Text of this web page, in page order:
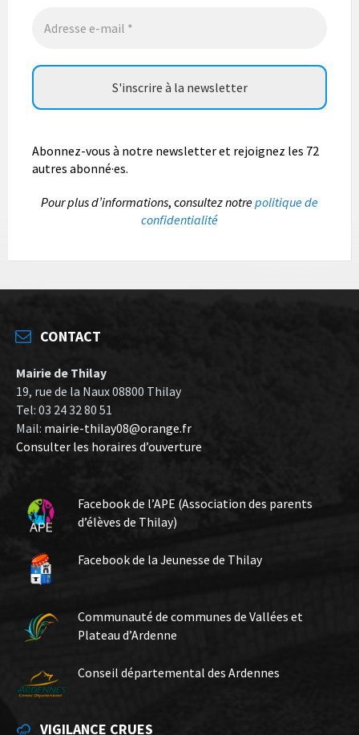
Abonnez-vous à notre newsletter et rejoignez les 72
autres abonné·es.
Pour plus d’informations, consultez notrepolitique de
confidentialité
CONTACT
Mairie de Thilay
19, rue de la Naux 08800 Thilay
Tel: 03 24 32 80 51
Mail: mairie-thilay08@orange.fr
Consulter les horaires d’ouverture
Facebook de l’APE (Association des parents
d’élèves de Thilay)
Facebook de la Jeunesse de Thilay
Communauté de communes de Vallées et
Plateau d’Ardenne
Conseil départemental des Ardennes
VIGILANCE CRUES